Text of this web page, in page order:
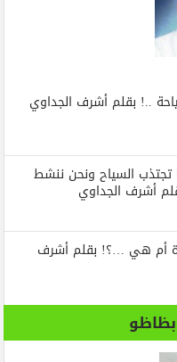
..! بقلم أشرف الجداوي
تجتذب السياح ونحن ننشط
أشرف الجداوي
أم هي …؟! بقلم أشرف
بظاظو